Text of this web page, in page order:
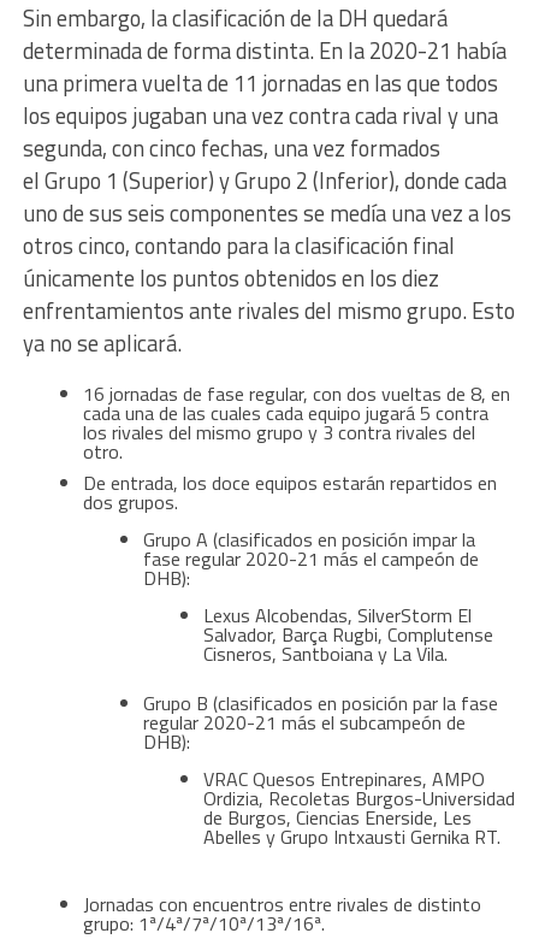
Sin embargo, la clasificación de la DH quedará
determinada de forma distinta. En la 2020-21 había
una primera vuelta de 11 jornadas en las que todos
los equipos jugaban una vez contra cada rival y una
segunda, con cinco fechas, una vez formados
el Grupo 1 (Superior) y Grupo 2 (Inferior), donde cada
uno de sus seis componentes se medía una vez a los
otros cinco, contando para la clasificación final
únicamente los puntos obtenidos en los diez
enfrentamientos ante rivales del mismo grupo. Esto
ya no se aplicará.
16 jornadas de fase regular, con dos vueltas de 8, en
cada una de las cuales cada equipo jugará 5 contra
los rivales del mismo grupo y 3 contra rivales del
otro.
De entrada, los doce equipos estarán repartidos en
dos grupos.
Grupo A (clasificados en posición impar la
fase regular 2020-21 más el campeón de
DHB):
Lexus Alcobendas, SilverStorm El
Salvador, Barça Rugbi, Complutense
Cisneros, Santboiana y La Vila.
Grupo B (clasificados en posición par la fase
regular 2020-21 más el subcampeón de
DHB):
VRAC Quesos Entrepinares, AMPO
Ordizia, Recoletas Burgos-Universidad
de Burgos, Ciencias Enerside, Les
Abelles y Grupo Intxausti Gernika RT.
Jornadas con encuentros entre rivales de distinto
grupo: 1ª/4ª/7ª/10ª/13ª/16ª.